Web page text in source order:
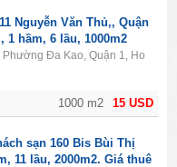
15 USD
1000 m2
Nguyễn Văn Thủ,, Quận
1 hầm, 6 lầu, 1000m2
Đa Kao, Quận 1, Ho
sạn 160 Bis Bùi Thị
11 lầu, 2000m2. Giá thuê